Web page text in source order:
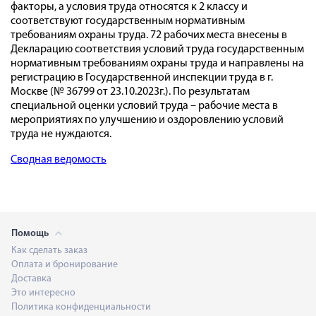
факторы, а условия труда относятся к 2 классу и
соответствуют государственным нормативным
требованиям охраны труда. 72 рабочих места внесены в
Декларацию соответствия условий труда государственным
нормативным требованиям охраны труда и направлены на
регистрацию в Государственной инспекции труда в г.
Москве (№ 36799 от 23.10.2023г.). По результатам
специальной оценки условий труда – рабочие места в
мероприятиях по улучшению и оздоровлению условий
труда не нуждаются.
Сводная ведомость
Помощь
Как сделать заказ
Оплата и бронирование
Доставка
Это интересно
Политика конфиденциальности